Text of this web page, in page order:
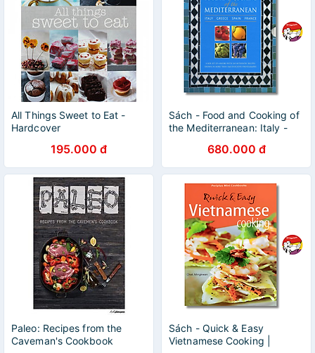
All Things Sweet to Eat -
Hardcover
195.000 đ
Sách - Food and Cooking of
the Mediterranean: Italy -
Pepita Aris680.000 đ
Paleo: Recipes from the
Caveman's Cookbook
Sách - Quick & Easy
Vietnamese Cooking |